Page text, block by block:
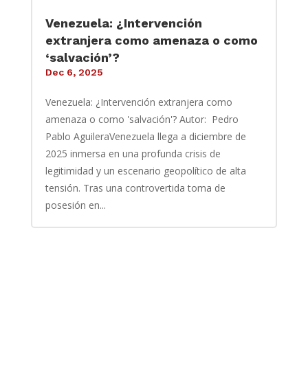
Venezuela: ¿Intervención
extranjera como amenaza o como
‘salvación’?
Dec 6, 2025
Venezuela: ¿Intervención extranjera como
amenaza o como 'salvación'? Autor: Pedro
Pablo AguileraVenezuela llega a diciembre de
2025 inmersa en una profunda crisis de
legitimidad y un escenario geopolítico de alta
tensión. Tras una controvertida toma de
posesión en...